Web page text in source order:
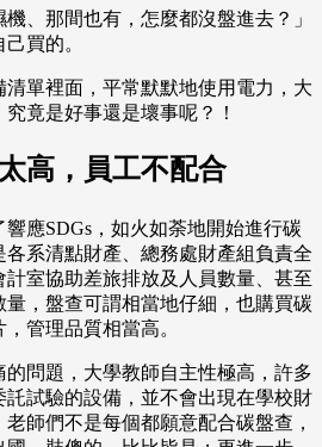
那間也有，怎麼都沒盤進去？」
買的。
單裡面，平常默默地使用電力，大
竟是好事還是壞事呢？！
高，員工不配合
應SDGs，如火如荼地開始進行碳
系清點財產、總務處財產組負責全
室協助差旅排放及人員數量、甚至
，盤查可謂相當地仔細，也購買碳
管理品質相當高。
問題，大學教師自主性極高，許多
試驗的設備，並不會出現在學校財
師們不是每個都願意配合碳盤查，